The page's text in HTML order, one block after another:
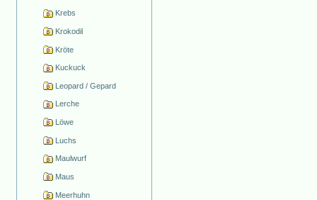
Krebs
Krokodil
Kröte
Kuckuck
Leopard / Gepard
Lerche
Löwe
Luchs
Maulwurf
Maus
Meerhuhn